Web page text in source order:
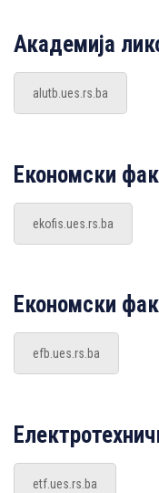
Академија
alutb.ues.rs.ba
Економски
ekofis.ues.rs.ba
Економски
efb.ues.rs.ba
etf.ues.rs.ba